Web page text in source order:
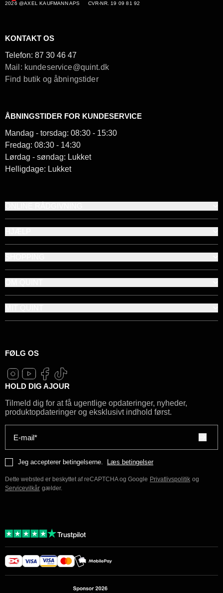
2026 @AXEL KAUFMANN APS CVR-NR. 19 09 81 92
KONTAKT OS
Telefon: 87 30 46 47
Mail: kundeservice@quint.dk
Find butik og åbningstider
ÅBNINGSTIDER FOR KUNDESERVICE
Mandag - torsdag: 08:30 - 15:30
Fredag: 08:30 - 14:30
Lørdag - søndag: Lukket
Helligdage: Lukket
FØLG OS
HOLD DIG AJOUR
Tilmeld dig for at få ugentlige opdateringer, nyheder,
produktopdateringer og eksklusivt indhold først.
E-mail*
Jeg accepterer betingelserne. Læs betingelser
Dette websted er beskyttet af reCAPTCHA og Google Privatlivspolitik og
Servicevilkår gælder.